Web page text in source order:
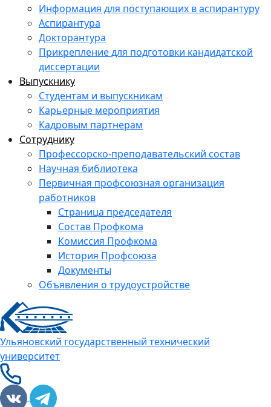
Информация для поступающих в аспирантуру
Аспирантура
Докторантура
Прикрепление для подготовки кандидатской
диссертации
Выпускнику
Студентам и выпускникам
Карьерные мероприятия
Кадровым партнерам
Сотруднику
Профессорско-преподавательский состав
Научная библиотека
Первичная профсоюзная организация
работников
Страница председателя
Состав Профкома
Комиссия Профкома
История Профсоюза
Документы
Объявления о трудоустройстве
Ульяновский государственный технический
университет